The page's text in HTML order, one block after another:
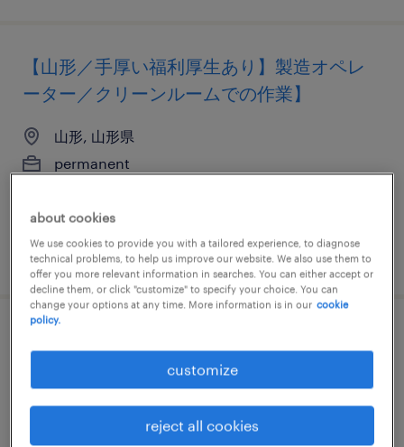
【山形／手厚い福利厚生あり】製造オペレ
ーター／クリーンルームでの作業】
山形, 山形県
permanent
600万円
posted 21 may 2026
permanent
¥700,000 - ¥12,000,000 per year, 年収70 ～
about cookies
We use cookies to provide you with a tailored experience, to diagnose
technical problems, to help us improve our website. We also use them to
offer you more relevant information in searches. You can either accept or
decline them, or click "customize" to specify your choice. You can
change your options at any time. More information is in our cookie
policy.
customize
reject all cookies